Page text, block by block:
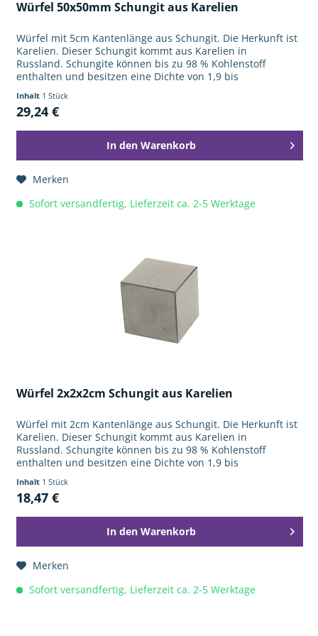
Würfel 50x50mm Schungit aus Karelien
Würfel mit 5cm Kantenlänge aus Schungit. Die Herkunft ist
Karelien. Dieser Schungit kommt aus Karelien in
Russland. Schungite können bis zu 98 % Kohlenstoff
enthalten und besitzen eine Dichte von 1,9 bis
Inhalt 1 Stück
29,24 €
In den Warenkorb
Merken
Sofort versandfertig, Lieferzeit ca. 2-5 Werktage
Würfel 2x2x2cm Schungit aus Karelien
Würfel mit 2cm Kantenlänge aus Schungit. Die Herkunft ist
Karelien. Dieser Schungit kommt aus Karelien in
Russland. Schungite können bis zu 98 % Kohlenstoff
enthalten und besitzen eine Dichte von 1,9 bis
Inhalt 1 Stück
18,47 €
In den Warenkorb
Merken
Sofort versandfertig, Lieferzeit ca. 2-5 Werktage